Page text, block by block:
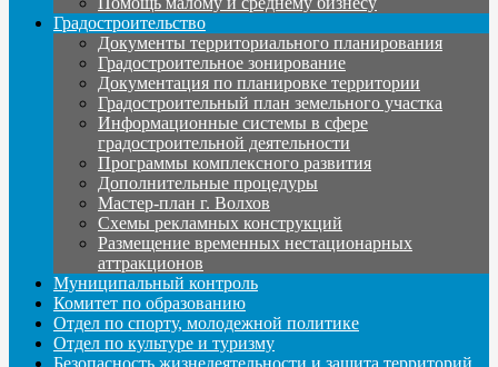
Градостроительство
Документы территориального планирования
Градостроительное зонирование
Документация по планировке территории
Градостроительный план земельного участка
Информационные системы в сфере
градостроительной деятельности
Программы комплексного развития
Дополнительные процедуры
Мастер-план г. Волхов
Схемы рекламных конструкций
Размещение временных нестационарных
аттракционов
Муниципальный контроль
Комитет по образованию
Отдел по спорту, молодежной политике
Отдел по культуре и туризму
Безопасность жизнедеятельности и защита территорий